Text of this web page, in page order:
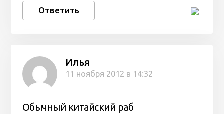
Ответить
Илья
11 ноября 2012 в 14:32
Обычный китайский раб